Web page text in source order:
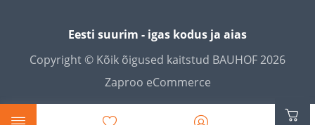
Eesti suurim - igas kodus ja aias
Copyright © Kõik õigused kaitstud BAUHOF 2026
Zaproo eCommerce